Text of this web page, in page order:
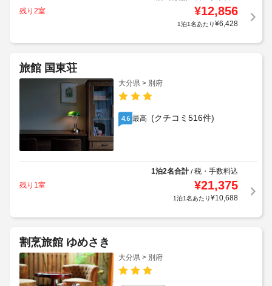
残り2室
¥12,856
1泊1名あたり¥6,428
旅館 国東荘
大分県 > 別府
4.6 最高 (クチコミ516件)
1泊2名合計/税・手数料込
残り1室
¥21,375
1泊1名あたり¥10,688
割烹旅館 ゆめさき
大分県 > 別府